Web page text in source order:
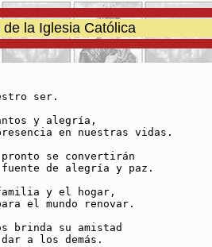
de la Iglesia Católica
ser.
y alegría,
en nuestras vidas.
se convertirán
de alegría y paz.
y el hogar,
el mundo renovar.
brinda su amistad
a los demás.